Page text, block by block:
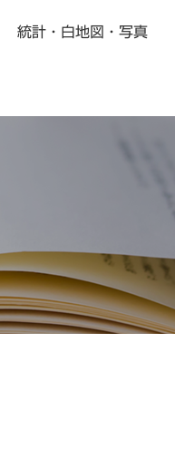
統計・白地図・写真